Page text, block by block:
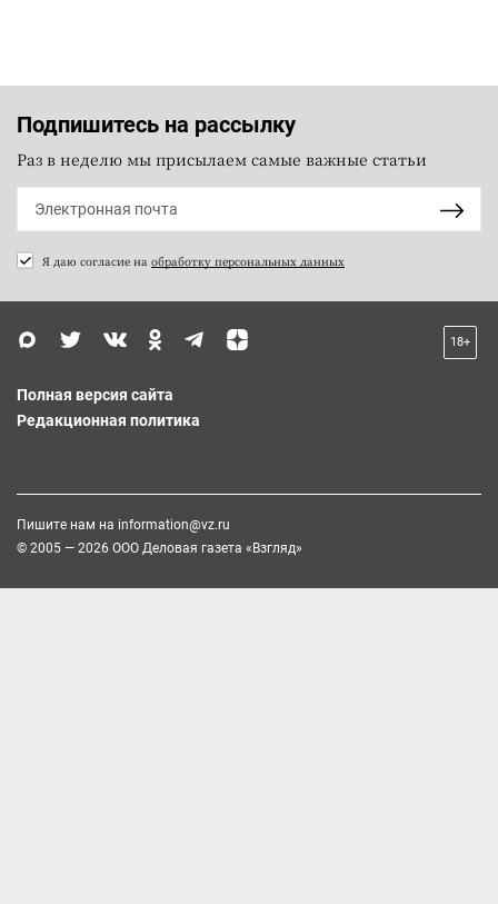
Подпишитесь на рассылку
Раз в неделю мы присылаем самые важные статьи
Я даю согласие на обработку персональных данных
18+
Полная версия сайта
Редакционная политика
Пишите нам на information@vz.ru
© 2005 — 2026 ООО Деловая газета «Взгляд»